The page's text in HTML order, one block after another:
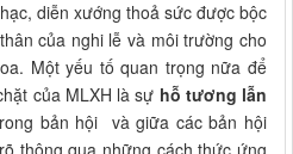
diễn xướng thoả sức được bộc
của nghi lễ và môi trường cho
Một yếu tố quan trọng nữa để
của MLXH là sự hỗ tương lẫn
bản hội và giữa các bản hội